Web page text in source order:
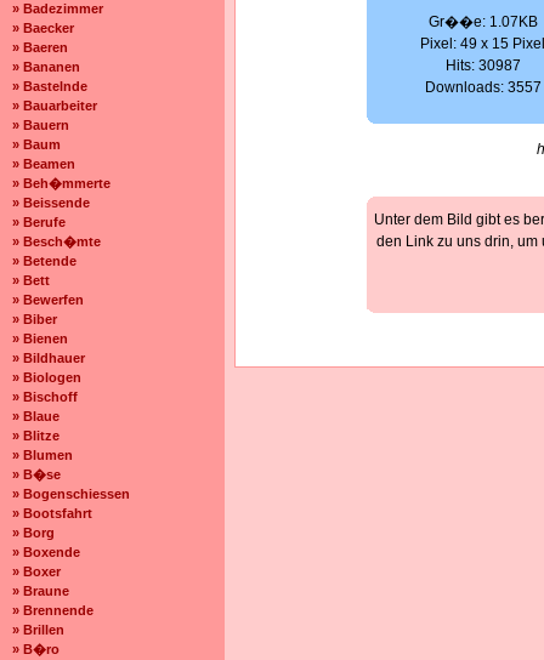
» Badezimmer
» Baecker
» Baeren
» Bananen
» Bastelnde
» Bauarbeiter
» Bauern
» Baum
» Beamen
» Beh�mmerte
» Beissende
» Berufe
» Besch�mte
» Betende
» Bett
» Bewerfen
» Biber
» Bienen
» Bildhauer
» Biologen
» Bischoff
» Blaue
» Blitze
» Blumen
» B�se
» Bogenschiessen
» Bootsfahrt
» Borg
» Boxende
» Boxer
» Braune
» Brennende
» Brillen
» B�ro
Gr��e: 1.07KB
Pixel: 49 x 15
Hits: 30987
Downloads: 3557
Unter dem Bild gibt es
den Link zu uns drin,